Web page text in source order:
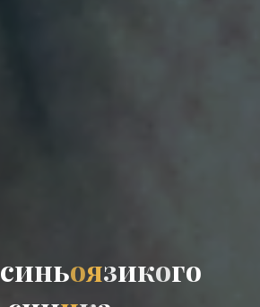
синьоязикого